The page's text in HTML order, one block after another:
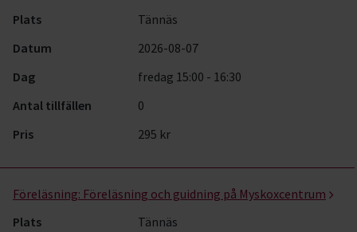
Plats
Tännäs
Datum
2026-08-07
Dag
fredag 15:00 - 16:30
Antal tillfällen
0
Pris
295 kr
Föreläsning: Föreläsning och guidning på Myskoxcentrum
Plats
Tännäs